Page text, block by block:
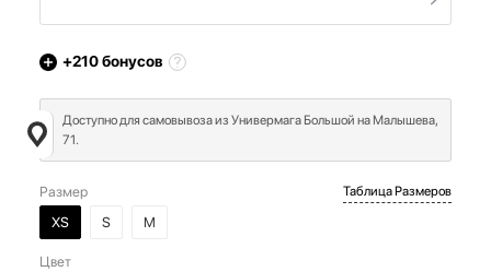
+210бонусов
Доступно для самовывоза из Универмага Большой на Малышева,
71.
Размер
XS
S M
Таблица Размеров
Цвет